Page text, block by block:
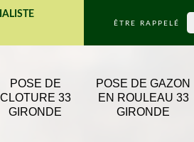
ÊTRE RAPPELÉ
POSE DE
CLOTURE 33
GIRONDE
POSE DE GAZON
EN ROULEAU 33
GIRONDE